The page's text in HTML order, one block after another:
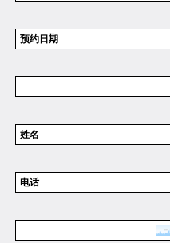
预约日期
姓名
电话